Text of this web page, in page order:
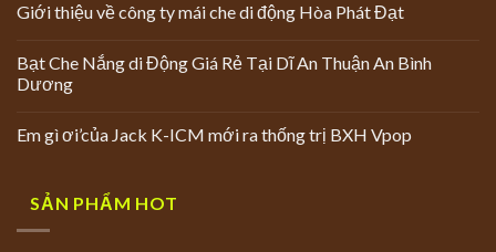
Giới thiệu về công ty mái che di động Hòa Phát Đạt
Bạt Che Nắng di Động Giá Rẻ Tại Dĩ An Thuận An Bình
Dương
Em gì ơi’của Jack K-ICM mới ra thống trị BXH Vpop
SẢN PHẨM HOT